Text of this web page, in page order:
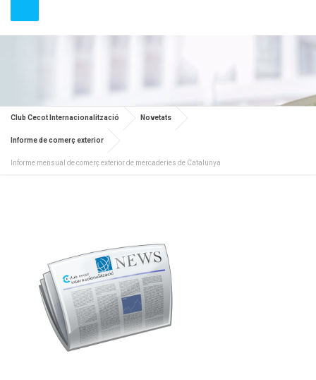
Club Cecot Internacionalització Novetats
Informe de comerç exterior
Informe mensual de comerç exterior de mercaderies de Catalunya